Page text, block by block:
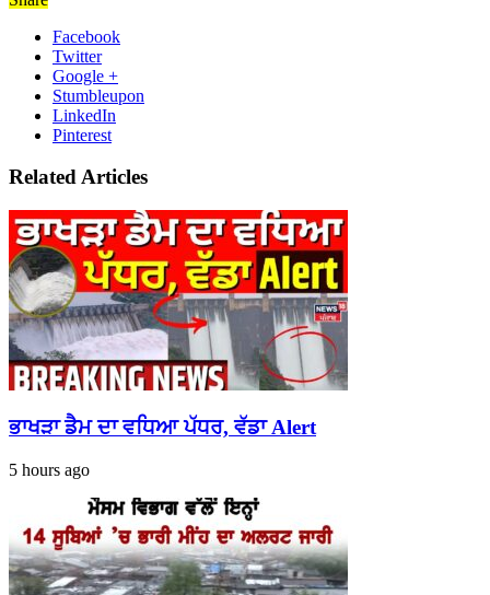
Facebook
Twitter
Google +
Stumbleupon
LinkedIn
Pinterest
Related Articles
ਭਾਖੜਾ ਡੈਮ ਦਾ ਵਧਿਆ ਪੱਧਰ, ਵੱਡਾ Alert
5 hours ago